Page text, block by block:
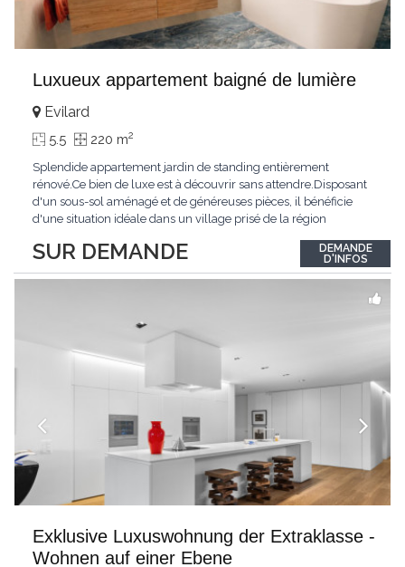
Luxueux appartement baigné de lumière
SUR DEMANDE
Evilard
5.5 220 m2
Splendide appartement jardin de standing entièrement
rénové.Ce bien de luxe est à découvrir sans attendre.Disposant
d'un sous-sol aménagé et de généreuses pièces, il bénéficie
d'une situation idéale dans un village prisé de la région
hors du commun tout au long de la journée.Points forts:4
grandes chambresUn vaste séjour...
DEMANDE
D'INFOS
Exklusive Luxuswohnung der Extraklasse -
Wohnen auf einer Ebene